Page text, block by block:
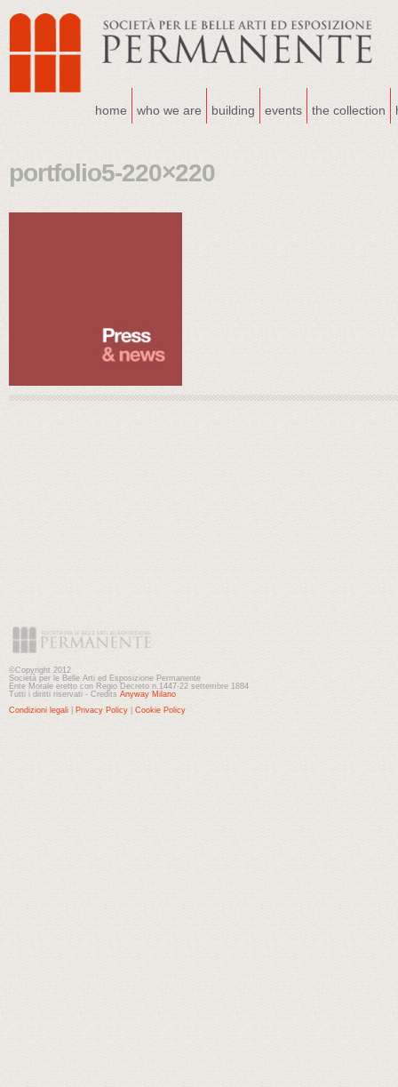
home who we are building events the collection
portfolio5-220×220
©Copyright 2012
Società per le Belle Arti ed Esposizione Permanente
Ente Morale eretto con Regio Decreto n.1447-22 settembre 1884
Tutti i diritti riservati - Credits Anyway Milano
Condizioni legali
Privacy Policy Cookie Policy